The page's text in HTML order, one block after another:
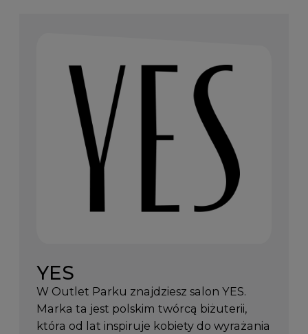
YES
W Outlet Parku znajdziesz salon YES.
Marka ta jest polskim twórcą biżuterii,
która od lat inspiruje kobiety do wyrażania